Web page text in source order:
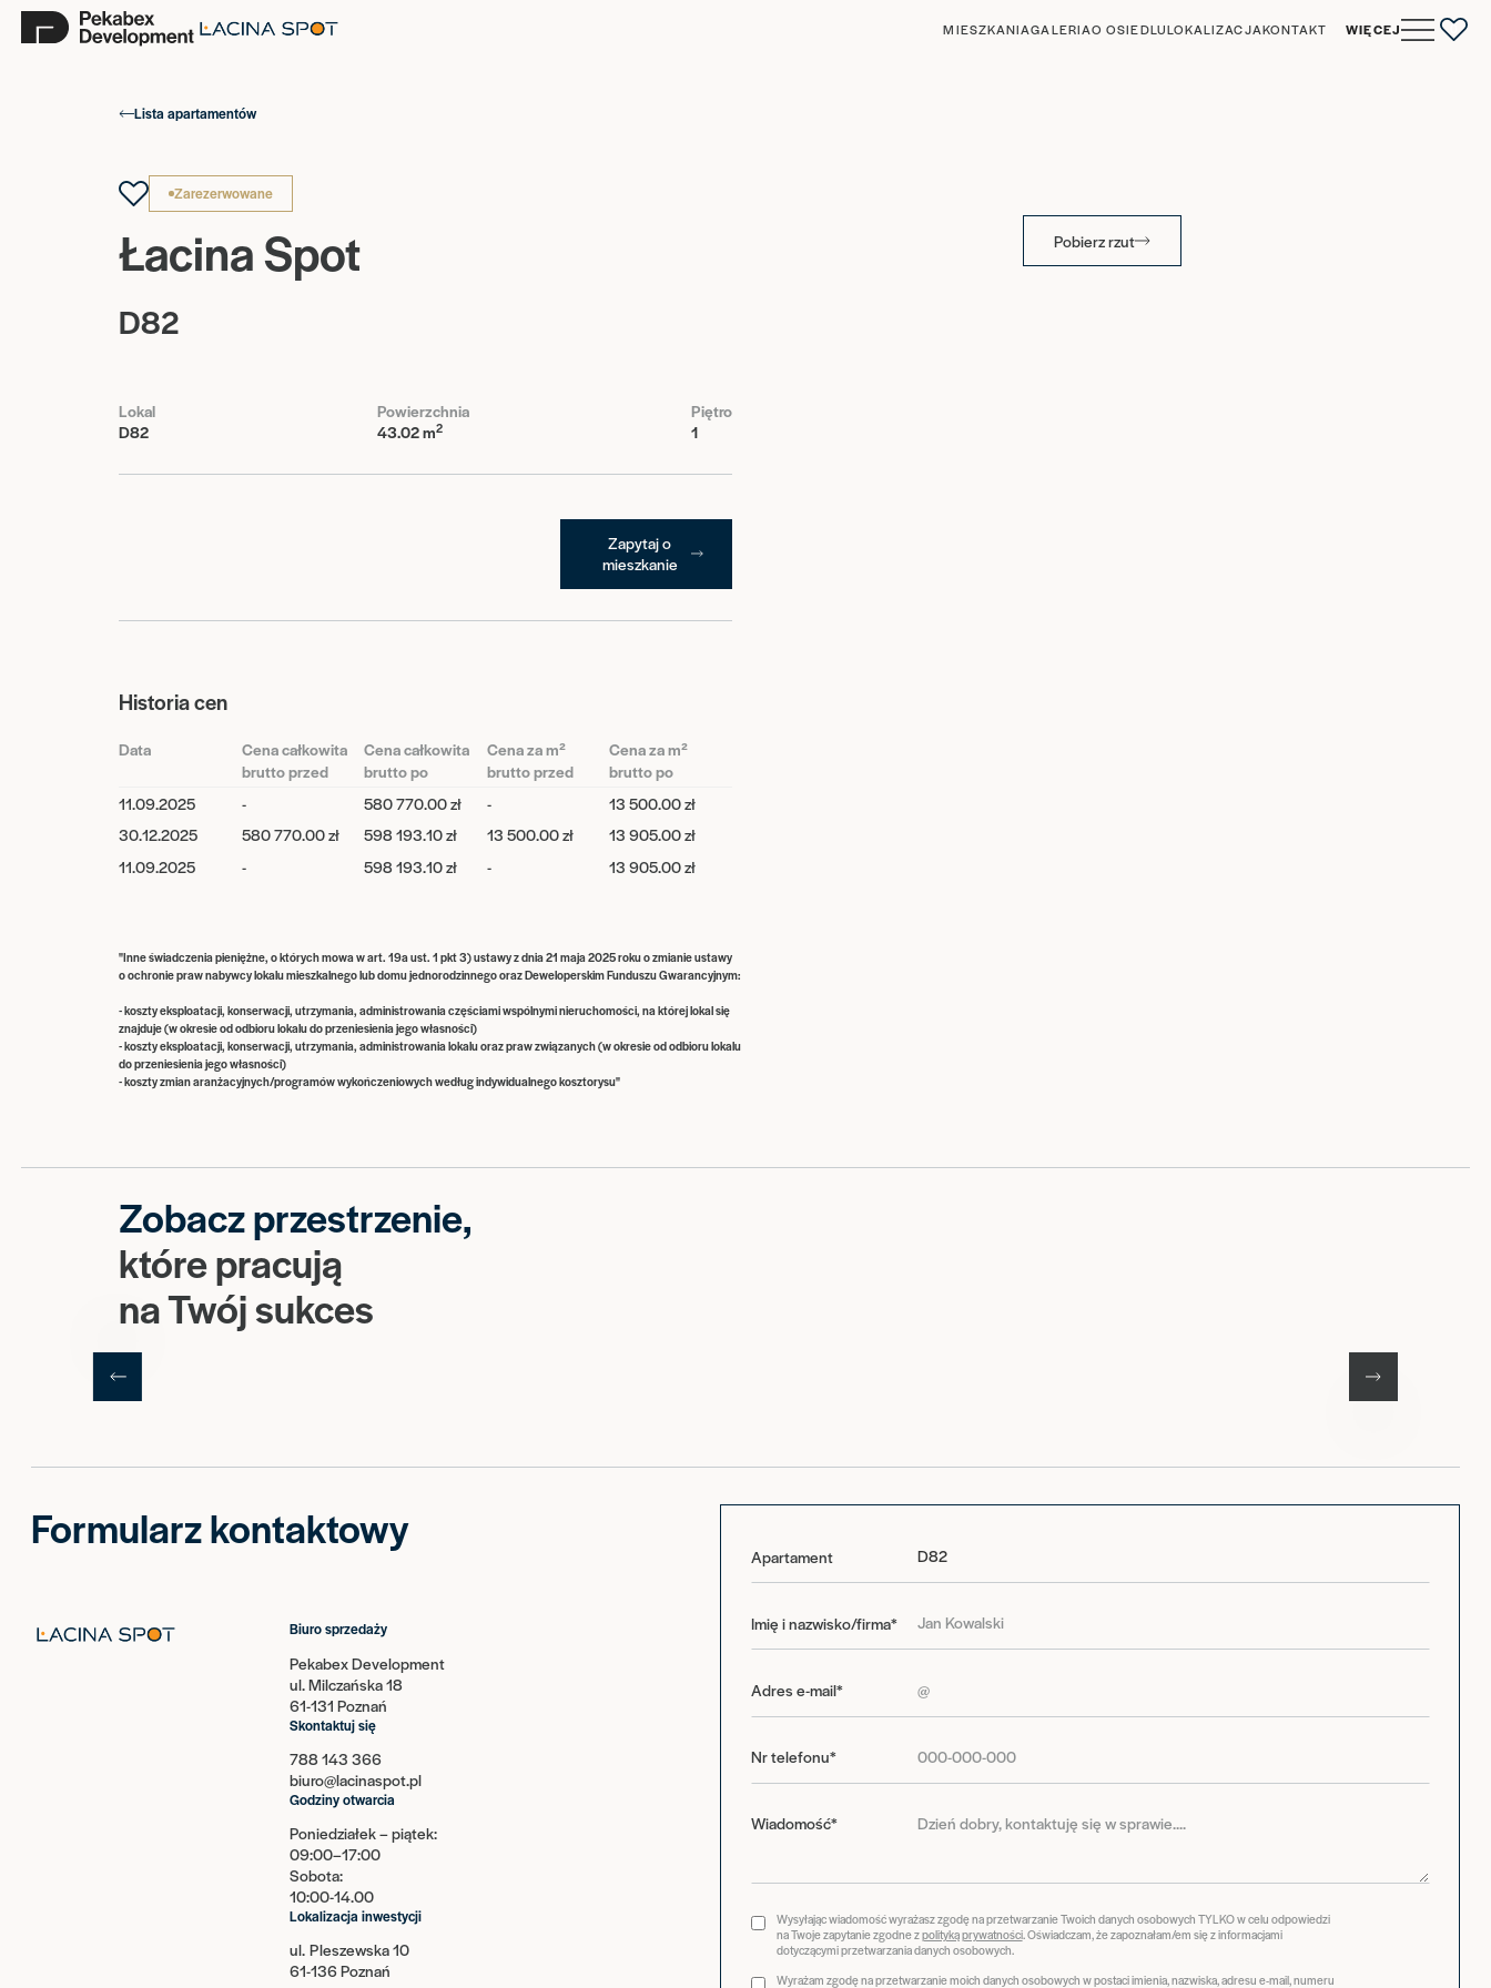
MIESZKANIAGALERIAO OSIEDLULOKALIZACJAKONTAKT WIĘCEJ 0
Lista apartamentów
Zarezerwowane
Łacina Spot
D82
Lokal
D82
Powierzchnia
43.02 m2
Piętro
1
Zapytaj o
mieszkanie
Historia cen
Data
Cena całkowita
brutto przed
Cena całkowita
brutto po
Cena za m²
brutto przed
Cena za m²
brutto po
11.09.2025
- 580 770.00 zł -
13 500.00 zł
30.12.2025
580 770.00 zł 598 193.10 zł 13 500.00 zł
13 905.00 zł
11.09.2025
- 598 193.10 zł - 13 905.00 zł
Pobierz rzut
"Inne świadczenia pieniężne, o których mowa w art. 19a ust. 1 pkt 3) ustawy z dnia 21 maja 2025 roku o zmianie ustawy
o ochronie praw nabywcy lokalu mieszkalnego lub domu jednorodzinnego oraz Deweloperskim Funduszu Gwarancyjnym:
- koszty eksploatacji, konserwacji, utrzymania, administrowania częściami wspólnymi nieruchomości, na której lokal się
znajduje (w okresie od odbioru lokalu do przeniesienia jego własności)
- koszty eksploatacji, konserwacji, utrzymania, administrowania lokalu oraz praw związanych (w okresie od odbioru lokalu
do przeniesienia jego własności)
- koszty zmian aranżacyjnych/programów wykończeniowych według indywidualnego kosztorysu"
Zobacz przestrzenie,
które pracują
na Twój sukces
Formularz kontaktowy
Biuro sprzedaży
Pekabex Development
ul. Milczańska 18
61-131 Poznań
Skontaktuj się
788 143 366
biuro@lacinaspot.pl
Godziny otwarcia
Poniedziałek – piątek:
09:00–17:00
Sobota:
10:00-14.00
Lokalizacja inwestycji
ul. Pleszewska 10
61-136 Poznań
Apartament
Imię i nazwisko/firma*
Adres e-mail*
Nr telefonu*
Wiadomość*
Wysyłając wiadomość wyrażasz zgodę na przetwarzanie Twoich danych osobowych TYLKO w celu odpowiedzi
na Twoje zapytanie zgodne zpolityką prywatności. Oświadczam, że zapoznałam/em się z informacjami
dotyczącymi przetwarzania danych osobowych.
Wyrażam zgodę na przetwarzanie moich danych osobowych w postaci imienia, nazwiska, adresu e-mail, numeru